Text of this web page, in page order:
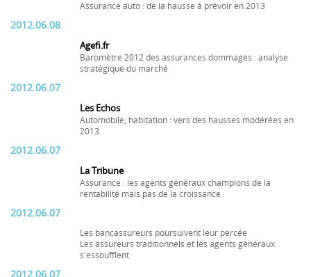
Assurance auto : de la hausse à prévoir en 2013
2012.06.08
Agefi.fr
Baromètre 2012 des assurances dommages : analyse
stratégique du marché
2012.06.07
Les Echos
Automobile, habitation : vers des hausses modérées en
2013
2012.06.07
La Tribune
Assurance : les agents généraux champions de la
rentabilité mais pas de la croissance
2012.06.07
Les bancassureurs poursuivent leur percée
Les assureurs traditionnels et les agents généraux
s'essoufflent
2012.06.07